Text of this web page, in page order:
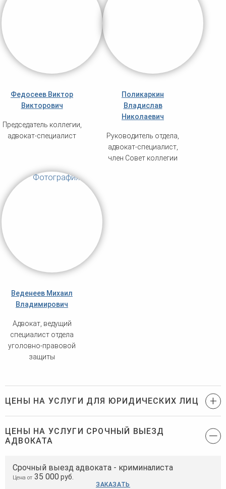
Федосеев Виктор
Викторович
Председатель коллегии,
адвокат-специалист
Поликаркин
Владислав
Николаевич
Руководитель отдела,
адвокат-специалист,
член Совет коллегии
Веденеев Михаил
Владимирович
Адвокат, ведущий
специалист отдела
уголовно-правовой
защиты
ЦЕНЫ НА УСЛУГИ ДЛЯ ЮРИДИЧЕСКИХ ЛИЦ
ЦЕНЫ НА УСЛУГИ СРОЧНЫЙ ВЫЕЗД
АДВОКАТА
Срочный выезд адвоката - криминалиста
Цена от 35 000руб.
ЗАКАЗАТЬ